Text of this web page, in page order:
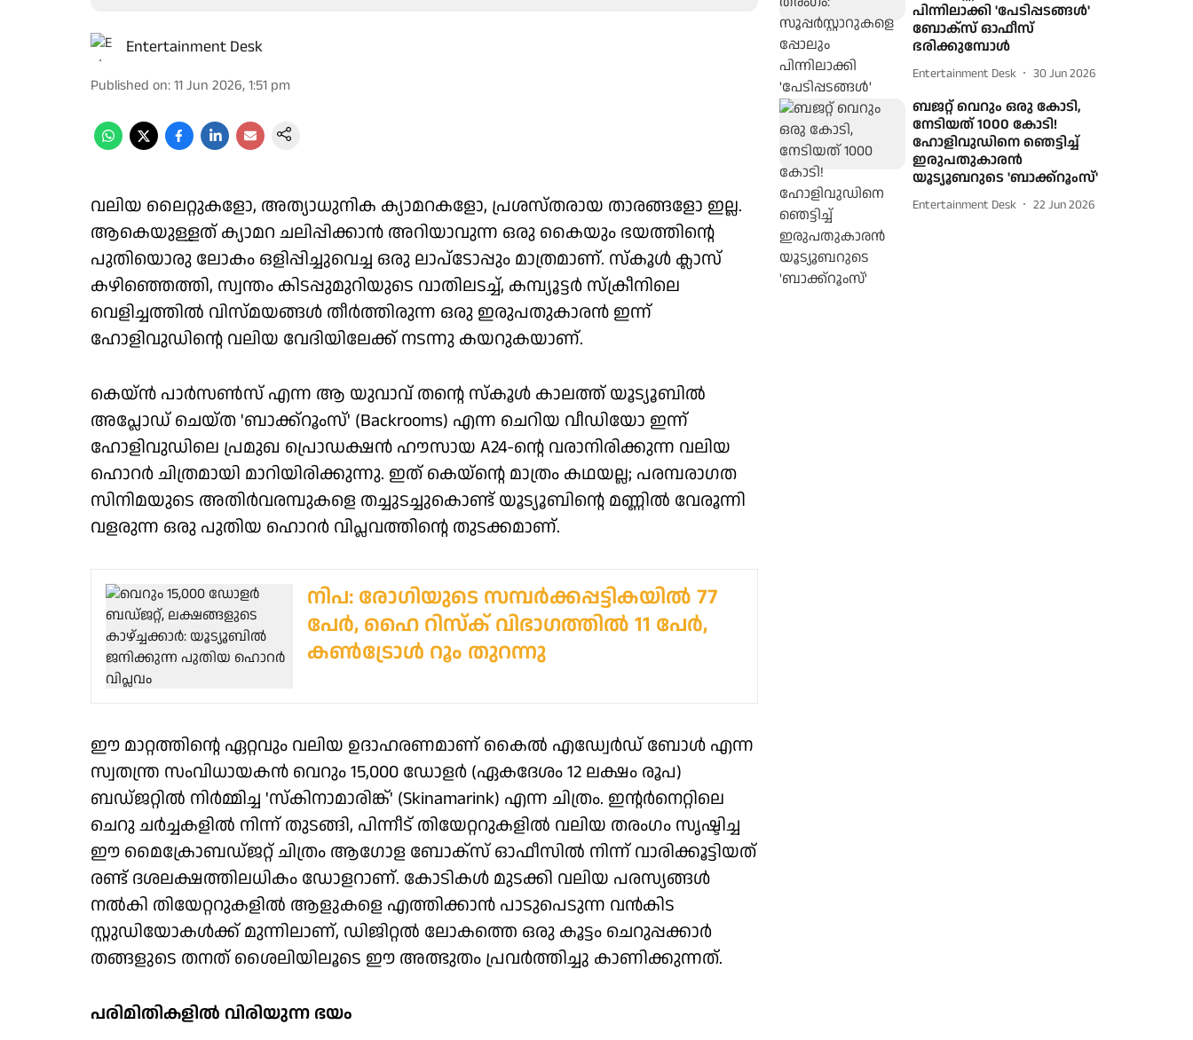
Entertainment Desk
Published on:11 Jun 2026, 1:51 pm
വലിയ ലൈറ്റുകളോ, അത്യാധുനിക ക്യാമറകളോ, പ്രശസ്തരായ താരങ്ങളോ ഇല്ല.
ആകെയുള്ളത് ക്യാമറ ചലിപ്പിക്കാന്‍ അറിയാവുന്ന ഒരു കൈയും ഭയത്തിന്റെ
പുതിയൊരു ലോകം ഒളിപ്പിച്ചുവെച്ച ഒരു ലാപ്‌ടോപ്പും മാത്രമാണ്. സ്‌കൂള്‍ ക്ലാസ്
കഴിഞ്ഞെത്തി, സ്വന്തം കിടപ്പുമുറിയുടെ വാതിലടച്ച്, കമ്പ്യൂട്ടര്‍ സ്‌ക്രീനിലെ
വെളിച്ചത്തില്‍ വിസ്മയങ്ങള്‍ തീര്‍ത്തിരുന്ന ഒരു ഇരുപതുകാരന്‍ ഇന്ന്
ഹോളിവുഡിന്റെ വലിയ വേദിയിലേക്ക് നടന്നു കയറുകയാണ്.
കെയ്ന്‍ പാര്‍സണ്‍സ് എന്ന ആ യുവാവ് തന്റെ സ്‌കൂള്‍ കാലത്ത് യൂട്യൂബില്‍
അപ്ലോഡ് ചെയ്ത 'ബാക്ക്‌റൂംസ്' (Backrooms) എന്ന ചെറിയ വീഡിയോ ഇന്ന്
ഹോളിവുഡിലെ പ്രമുഖ പ്രൊഡക്ഷന്‍ ഹൗസായ A24-ന്റെ വരാനിരിക്കുന്ന വലിയ
ഹൊറര്‍ ചിത്രമായി മാറിയിരിക്കുന്നു. ഇത് കെയ്‌ന്റെ മാത്രം കഥയല്ല; പരമ്പരാഗത
സിനിമയുടെ അതിര്‍വരമ്പുകളെ തച്ചുടച്ചുകൊണ്ട് യൂട്യൂബിന്റെ മണ്ണില്‍ വേരൂന്നി
വളരുന്ന ഒരു പുതിയ ഹൊറര്‍ വിപ്ലവത്തിന്റെ തുടക്കമാണ്.
നിപ: രോഗിയുടെ സമ്പര്‍ക്കപ്പട്ടികയില്‍ 77
പേര്‍, ഹൈ റിസ്‌ക് വിഭാഗത്തില്‍ 11 പേര്‍,
കണ്‍ട്രോള്‍ റൂം തുറന്നു
ഈ മാറ്റത്തിന്റെ ഏറ്റവും വലിയ ഉദാഹരണമാണ് കൈല്‍ എഡ്വേര്‍ഡ് ബോള്‍ എന്ന
സ്വതന്ത്ര സംവിധായകന്‍ വെറും 15,000 ഡോളര്‍ (ഏകദേശം 12 ലക്ഷം രൂപ)
ബഡ്ജറ്റില്‍ നിര്‍മ്മിച്ച 'സ്‌കിനാമാരിങ്ക്' (Skinamarink) എന്ന ചിത്രം. ഇന്റര്‍നെറ്റിലെ
ചെറു ചര്‍ച്ചകളില്‍ നിന്ന് തുടങ്ങി, പിന്നീട് തിയേറ്ററുകളില്‍ വലിയ തരംഗം സൃഷ്ടിച്ച
ഈ മൈക്രോബഡ്ജറ്റ് ചിത്രം ആഗോള ബോക്‌സ് ഓഫീസില്‍ നിന്ന് വാരിക്കൂട്ടിയത്
രണ്ട് ദശലക്ഷത്തിലധികം ഡോളറാണ്. കോടികള്‍ മുടക്കി വലിയ പരസ്യങ്ങള്‍
നല്‍കി തിയേറ്ററുകളില്‍ ആളുകളെ എത്തിക്കാന്‍ പാടുപെടുന്ന വന്‍കിട
സ്റ്റുഡിയോകള്‍ക്ക് മുന്നിലാണ്, ഡിജിറ്റല്‍ ലോകത്തെ ഒരു കൂട്ടം ചെറുപ്പക്കാര്‍
തങ്ങളുടെ തനത് ശൈലിയിലൂടെ ഈ അത്ഭുതം പ്രവര്‍ത്തിച്ചു കാണിക്കുന്നത്.
പരിമിതികളില്‍ വിരിയുന്ന ഭയം
പിന്നിലാക്കി 'പേടിപ്പടങ്ങള്‍'
ബോക്‌സ് ഓഫീസ്
ഭരിക്കുമ്പോള്‍
Entertainment Desk 30 Jun 2026
ബജറ്റ് വെറും ഒരു കോടി,
നേടിയത് 1000 കോടി!
ഹോളിവുഡിനെ ഞെട്ടിച്ച്
ഇരുപതുകാരന്‍
യൂട്യൂബറുടെ 'ബാക്ക്‌റൂംസ്'
Entertainment Desk 22 Jun 2026